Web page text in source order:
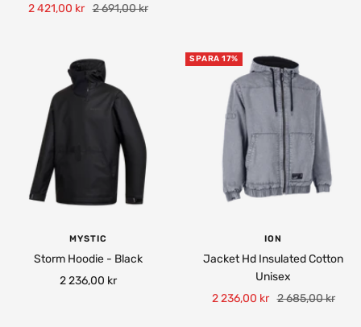
Rea-
2 421,00 kr Pris
2 691,00 kr
MYSTIC
Storm Hoodie - Black
Rea-
2 236,00 kr
SPARA 17%
ION
Jacket Hd Insulated Cotton
Unisex
Rea-
2 236,00 kr Pris
2 685,00 kr